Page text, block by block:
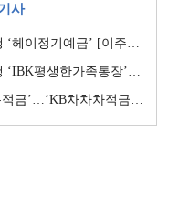
사
[이주의 은행 예금금리-1월 2주]
’ [이주의 은행 예금금리-1월 2주]
이자 [이주의 은행 적금금리-1월 2주]